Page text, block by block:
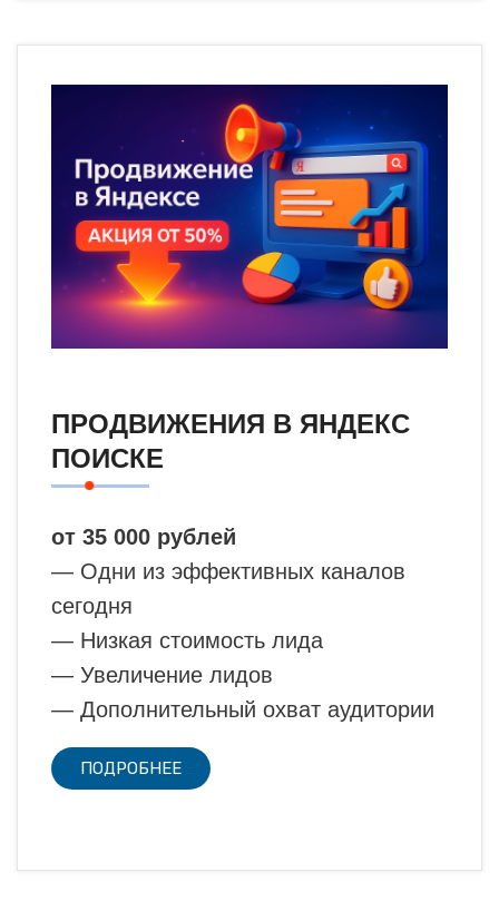
ПРОДВИЖЕНИЯ В ЯНДЕКС
ПОИСКЕ
от 35 000 рублей
— Одни из эффективных каналов
сегодня
— Низкая стоимость лида
— Увеличение лидов
— Дополнительный охват аудитории
ПОДРОБНЕЕ